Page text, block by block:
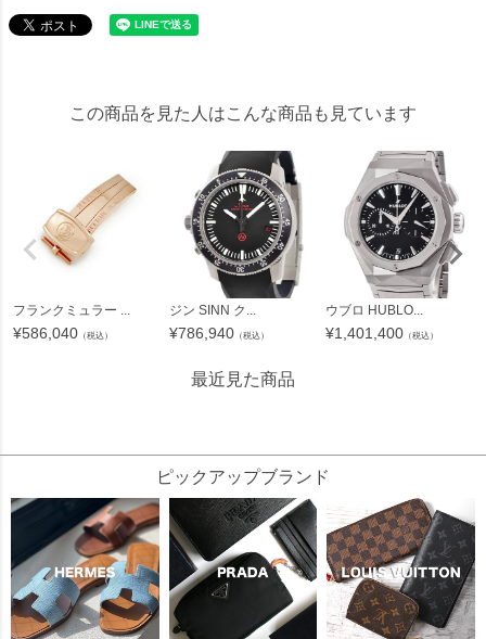
この商品を見た人はこんな商品も見ています
フランクミュラー ...
¥586,040 （税込）
ジン SINN ク...
¥786,940 （税込）
ウブロ HUBLO...
¥1,401,400 （税込）
最近見た商品
ピックアップブランド